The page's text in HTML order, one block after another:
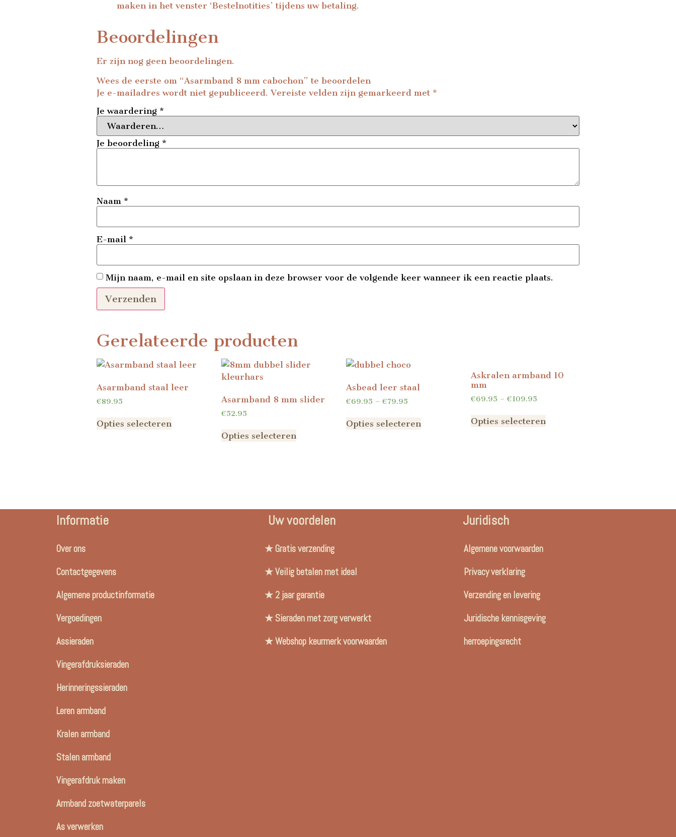
maken in het venster ‘Bestelnotities’ tijdens uw betaling.
Beoordelingen
Er zijn nog geen beoordelingen.
Wees de eerste om “Asarmband 8 mm cabochon” te beoordelen
Je e-mailadres wordt niet gepubliceerd. Vereiste velden zijn gemarkeerd met *
Je waardering *
Je beoordeling *
Naam *
E-mail *
Mijn naam, e-mail en site opslaan in deze browser voor de volgende keer wanneer ik een reactie plaats.
Gerelateerde producten
Asarmband staal leer
€89.95
Opties selecteren
Asarmband 8 mm slider
€52.95
Opties selecteren
Asbead leer staal
€69.95 –€79.95
Opties selecteren
Askralen armband 10
mm
€69.95 –€109.95
Opties selecteren
Informatie
Over ons
Contactgegevens
Algemene productinformatie
Vergoedingen
Assieraden
Vingerafdruksieraden
Herinneringssieraden
Leren armband
Kralen armband
Stalen armband
Vingerafdruk maken
Armband zoetwaterparels
As verwerken
Uw voordelen
★ Gratis verzending
★ Veilig betalen met ideal
★ 2 jaar garantie
★ Sieraden met zorg verwerkt
★ Webshop keurmerk voorwaarden
Juridisch
Algemene voorwaarden
Privacy verklaring
Verzending en levering
Juridische kennisgeving
herroepingsrecht